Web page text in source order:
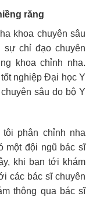
răng
khoa chuyên sâu
chỉ đạo chuyên
khoa chỉnh nha.
nghiệp Đại học Y
sâu do bộ Y
phân chỉnh nha
một đội ngũ bác sĩ
khi bạn tới khám
các bác sĩ chuyên
thông qua bác sĩ